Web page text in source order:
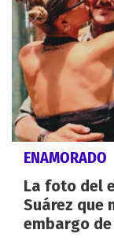
ENAMORADO
La foto del
Suárez que
embargo de